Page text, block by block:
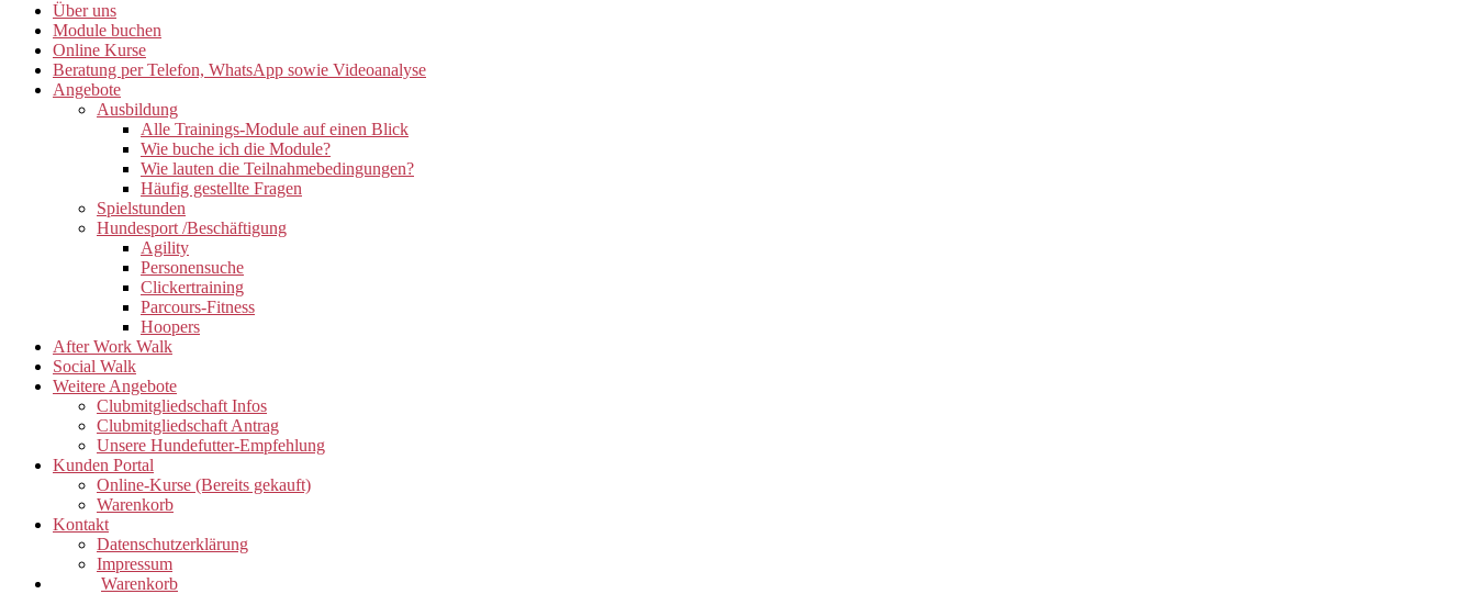
Über uns
Module buchen
Online Kurse
Beratung per Telefon, WhatsApp sowie Videoanalyse
Angebote
Ausbildung
Alle Trainings-Module auf einen Blick
Wie buche ich die Module?
Wie lauten die Teilnahmebedingungen?
Häufig gestellte Fragen
Spielstunden
Hundesport /Beschäftigung
Agility
Personensuche
Clickertraining
Parcours-Fitness
Hoopers
After Work Walk
Social Walk
Weitere Angebote
Clubmitgliedschaft Infos
Clubmitgliedschaft Antrag
Unsere Hundefutter-Empfehlung
Kunden Portal
Online-Kurse (Bereits gekauft)
Warenkorb
Kontakt
Datenschutzerklärung
Impressum
Warenkorb